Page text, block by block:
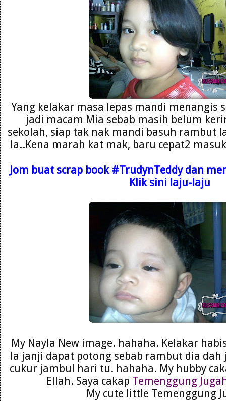
Yang kelakar masa lepas mandi menangis
jadi macam Mia sebab masih belum
sekolah, siap tak nak mandi basuh rambut
la..Kena marah kat mak, baru cepat2
Jom buat scrap book #TrudynTeddy dan
Klik sini laju-laju
My Nayla New image. hahaha. Kelakar
la janji dapat potong sebab rambut dia dah
cukur jambul hari tu. hahaha. My hubby
Ellah. Saya cakap Temenggung
My cute little Temenggung